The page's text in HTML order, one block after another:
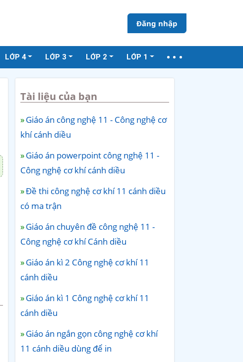
Đăng nhập
LỚP 4 LỚP 3 LỚP 2 LỚP 1
Tài liệu của bạn
Giáo án công nghệ 11 - Công nghệ cơ
khí cánh diều
Giáo án powerpoint công nghệ 11 -
Công nghệ cơ khí cánh diều
Đề thi công nghệ cơ khí 11 cánh diều
có ma trận
Giáo án chuyên đề công nghệ 11 -
Công nghệ cơ khí Cánh diều
Giáo án kì 2 Công nghệ cơ khí 11
cánh diều
Giáo án kì 1 Công nghệ cơ khí 11
cánh diều
Giáo án ngắn gọn công nghệ cơ khí
11 cánh diều dùng để in